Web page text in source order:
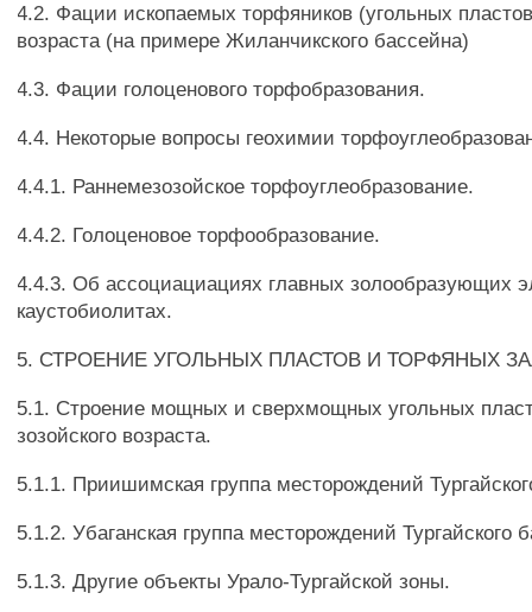
4.2. Фации ископаемых торфяников (угольных
возраста (на примере Жиланчикского бассейна)
4.3. Фации голоценового торфобразования.
4.4. Некоторые вопросы геохимии
4.4.1. Раннемезозойское торфоуглеобразование.
4.4.2. Голоценовое торфообразование.
4.4.3. Об ассоциациациях главных золообразующих
каустобиолитах.
5. СТРОЕНИЕ УГОЛЬНЫХ ПЛАСТОВ И ТОРФЯНЫХ
5.1. Строение мощных и сверхмощных угольных
зозойского возраста.
5.1.1. Приишимская группа месторождений
5.1.2. Убаганская группа месторождений Тургайского
5.1.3. Другие объекты Урало-Тургайской зоны.